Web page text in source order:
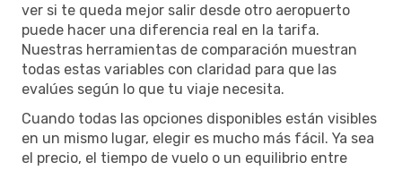
ver si te queda mejor salir desde otro aeropuerto
puede hacer una diferencia real en la tarifa.
Nuestras herramientas de comparación muestran
todas estas variables con claridad para que las
evalúes según lo que tu viaje necesita.
Cuando todas las opciones disponibles están visibles
en un mismo lugar, elegir es mucho más fácil. Ya sea
el precio, el tiempo de vuelo o un equilibrio entre